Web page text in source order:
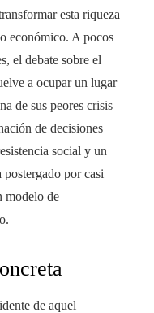
esta riqueza
económico. A pocos
el debate sobre el
a ocupar un lugar
de sus peores crisis
de decisiones
social y un
por casi
modelo de
de aquel